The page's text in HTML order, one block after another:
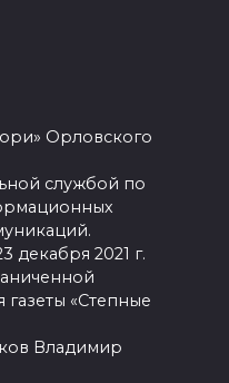
Орловского
службой по
декабря 2021 г.
газеты «Степные
Владимир